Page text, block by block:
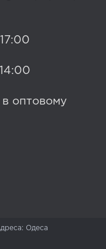
в оптовому
Одеса